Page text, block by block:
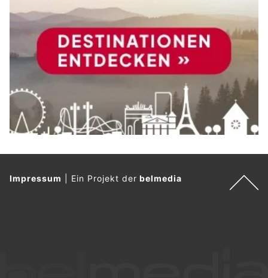
Impressum Ein Projekt derbelmedia